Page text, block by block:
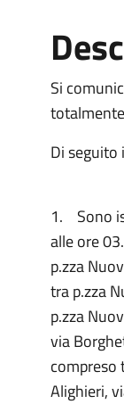
Si
Di seguito
1. Sono
alle ore
p.zza
tra p.zza
p.zza
via
compreso
Alighieri,